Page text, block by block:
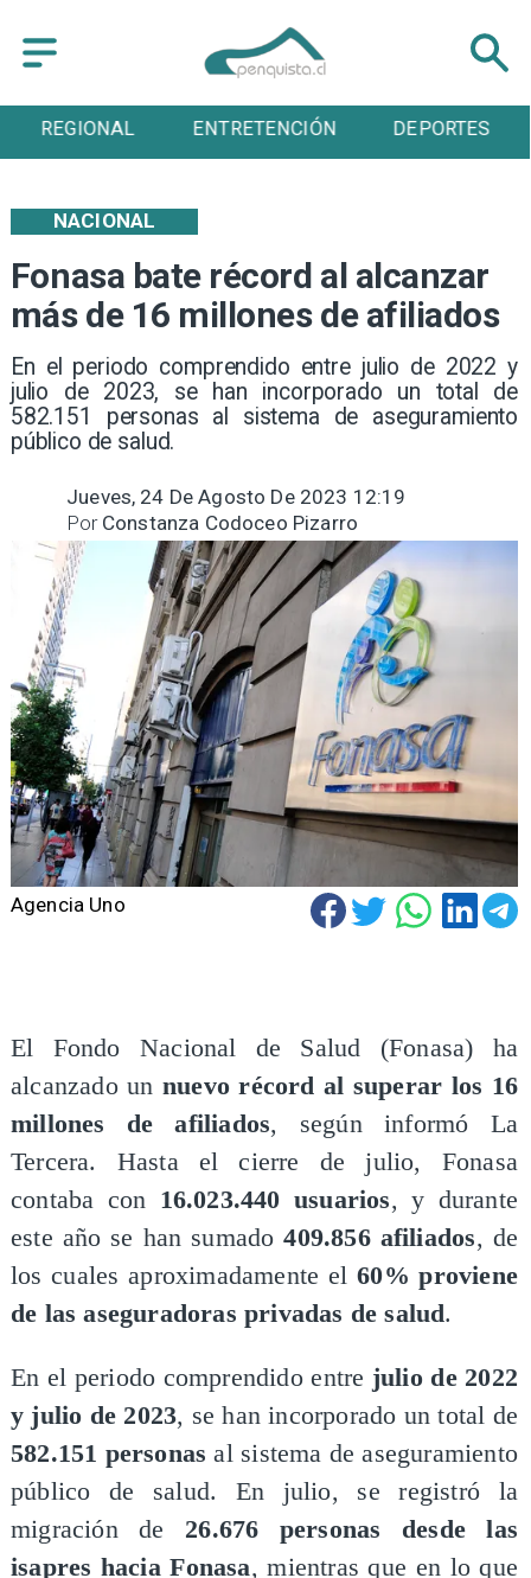
ENTRETENCIÓN DEPORTES CULTURA
Fonasa bate récord al alcanzar
más de 16 millones de afiliados
En el periodo comprendido entre julio de 2022 y
julio de 2023, se han incorporado un total de
582.151 personas al sistema de aseguramiento
público de salud.
NACIONAL
Jueves, 24 De Agosto De 2023 12:19
Constanza Codoceo Pizarro
Por
Agencia Uno
El Fondo Nacional de Salud (Fonasa) ha
alcanzado un nuevo récord al superar los 16
millones de afiliados, según informó La
Tercera. Hasta el cierre de julio, Fonasa
contaba con 16.023.440 usuarios, y durante
este año se han sumado409.856 afiliados, de
los cuales aproximadamente el 60% proviene
de las aseguradoras privadas de salud.
En el periodo comprendido entre julio de 2022
y julio de 2023, se han incorporado un total de
582.151 personasal sistema de aseguramiento
público de salud. En julio, se registró la
migración de 26.676 personas desde las
isapres hacia Fonasa, mientras que en lo que